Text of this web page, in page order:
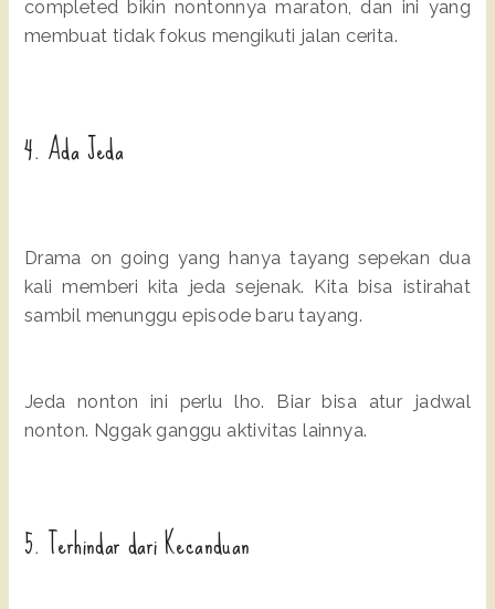
completed bikin nontonnya maraton, dan ini yang
membuat tidak fokus mengikuti jalan cerita.
4. Ada Jeda
Drama on going yang hanya tayang sepekan dua
kali memberi kita jeda sejenak. Kita bisa istirahat
sambil menunggu episode baru tayang.
Jeda nonton ini perlu lho. Biar bisa atur jadwal
nonton. Nggak ganggu aktivitas lainnya.
5. Terhindar dari Kecanduan